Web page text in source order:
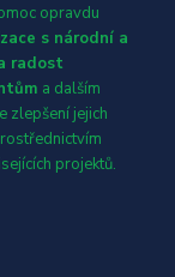
opravdu
s národní a
radost
a dalším
zlepšení jejich
projektů.